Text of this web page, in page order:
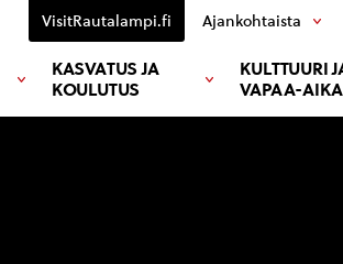
KASVATUS JA
KOULUTUS
KULTTUURI
VAPAA-AIKA
VisitRautalampi.fi Ajankohtaista